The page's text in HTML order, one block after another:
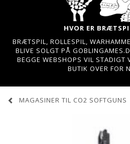
HVOR ER
BRÆTSPIL, ROLLESPIL,
BLIVE SOLGT PÅ
BEGGE WEBSHOPS VIL STADIGT
BUTIK OVER FOR
MAGASINER TIL CO2 SOFTGUNS